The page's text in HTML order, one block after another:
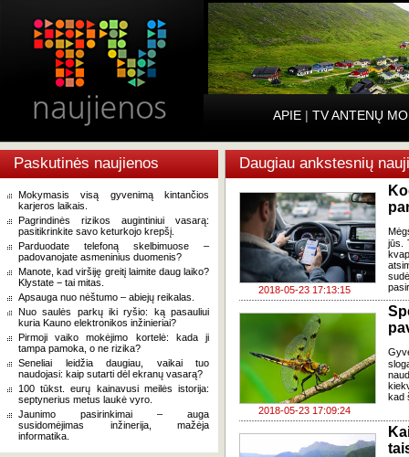
APIE | TV ANTENŲ
Paskutinės naujienos
Mokymasis visą gyvenimą kintančios
karjeros laikais.
Pagrindinės rizikos augintiniui vasarą:
pasitikrinkite savo keturkojo krepšį.
Parduodate telefoną skelbimuose –
padovanojate asmeninius duomenis?
Manote, kad viršiję greitį laimite daug laiko?
Klystate − tai mitas.
Apsauga nuo nėštumo – abiejų reikalas.
Nuo saulės parkų iki ryšio: ką pasauliui
kuria Kauno elektronikos inžinieriai?
Pirmoji vaiko mokėjimo kortelė: kada ji
tampa pamoka, o ne rizika?
Seneliai leidžia daugiau, vaikai tuo
naudojasi: kaip sutarti dėl ekranų vasarą?
100 tūkst. eurų kainavusi meilės istorija:
septynerius metus laukė vyro.
Jaunimo pasirinkimai – auga
susidomėjimas inžinerija, mažėja
informatika.
Daugiau ankstesnių
2018-05-23 17:13:15
jūs.
2018-05-23 17:09:24
kad